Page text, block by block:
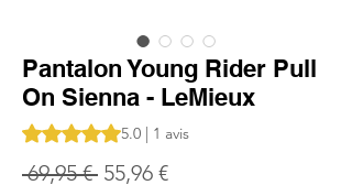
Pantalon Young Rider Pull
On Sienna - LeMieux
La note est de 5.0 sur cinq étoiles selon 1
5.0 | 1 avis
69,95 € Prix
55,96 €Prix